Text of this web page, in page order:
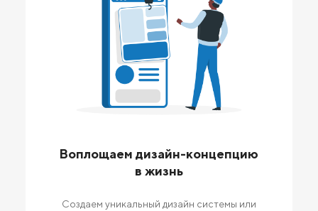
Воплощаем дизайн-концепцию
в жизнь
Создаем уникальный дизайн системы или